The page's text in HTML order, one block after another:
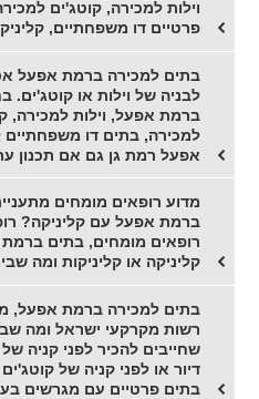
וילות למכירה, קוטג'ים
פרטיים דו משפחתיים,
בתים למכירה ברמת אפעל
לבניה של וילות או קוטג'ים.
ברמת אפעל, וילות למכירה,
למכירה, בתים דו
אפעל רמת גן גם אם תכנון
מדוע רופאים מומחים
ברמת אפעל עם קליניקה?
רופאים מומחים, בתים
קליניקה או קליניקות ומה
בתים למכירה ברמת אפעל,
רשות מקרקעי ישראל ומה
שחייבים להכיר לפני קניה
דיור או לפני קניה של
בתים פרטיים עם מגרשים